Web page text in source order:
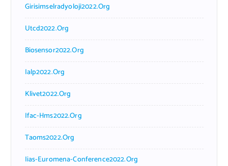
Girisimselradyoloji2022.org
Utcd2022.org
Biosensor2022.org
Ialp2022.org
Klivet2022.org
Ifac-Hms2022.org
Taoms2022.org
Iias-Euromena-Conference2022.org